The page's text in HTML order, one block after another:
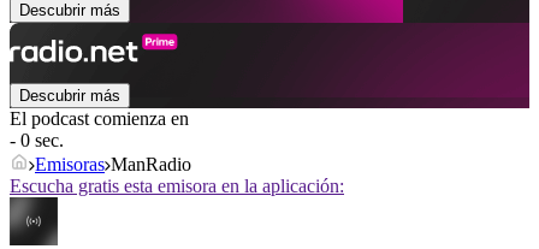
Descubrir más
Descubrir más
El podcast comienza en
- 0 sec.
Emisoras ManRadio
Escucha gratis esta emisora en la aplicación: